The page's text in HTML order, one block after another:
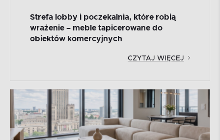
Strefa lobby i poczekalnia, które robią
wrażenie – meble tapicerowane do
obiektów komercyjnych
CZYTAJ WIĘCEJ